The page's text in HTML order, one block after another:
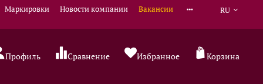
Маркировки Новости компании Вакансии RU
Профиль Сравнение Избранное Корзина